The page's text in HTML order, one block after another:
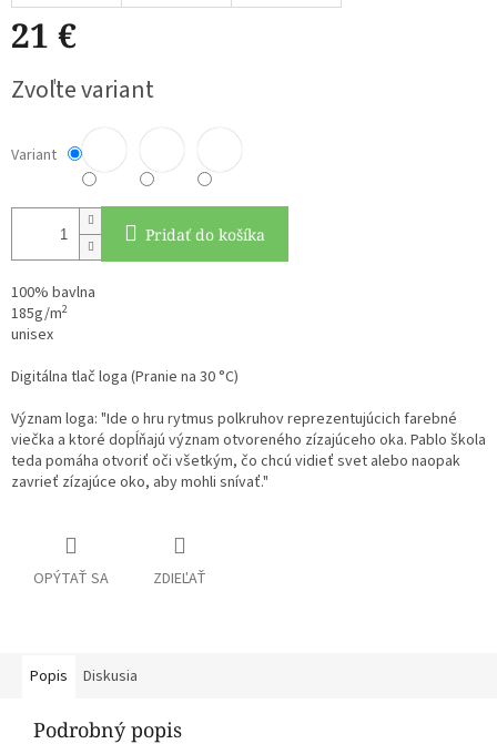
21 €
cena:
Zvoľte variant
Variant
Pridať do košíka
100% bavlna
185g/m2
unisex
Digitálna tlač loga (Pranie na 30 °C)
Význam loga: "Ide o hru rytmus polkruhov reprezentujúcich farebné
viečka a ktoré dopĺňajú význam otvoreného zízajúceho oka. Pablo škola
teda pomáha otvoriť oči všetkým, čo chcú vidieť svet alebo naopak
zavrieť zízajúce oko, aby mohli snívať."
OPÝTAŤ SA ZDIEĽAŤ
Popis Diskusia
Podrobný popis